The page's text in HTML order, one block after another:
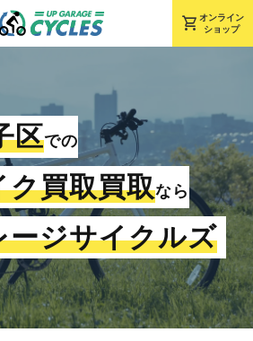
shopping_cart オンライン
ショップ
区での
ク買取買取なら
ージサイクルズ